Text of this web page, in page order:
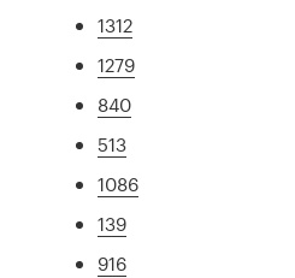
1312
1279
840
513
1086
139
916